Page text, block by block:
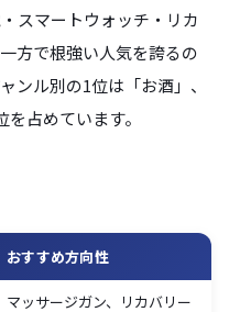
スマートウォッチ・リカ
方で根強い人気を誇るの
ンル別の1位は「お酒」、
占めています。
おすすめ方向性
マッサージガン、リカバリー